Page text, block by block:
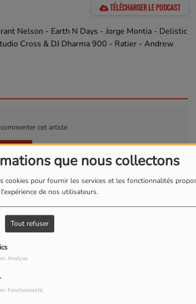
que nous collectons
cookies pour fournir les services et les fonctionnalités
de nos utilisateurs.
Tout refuser
Analyse
Fonctionnalité
TÉLÉCHARGER LE PODCAST
Nelson - Earth N Days - Jorge Montia - Delistic
Cross & DJ Dharma 900 - Ratier - Andrew
cet article